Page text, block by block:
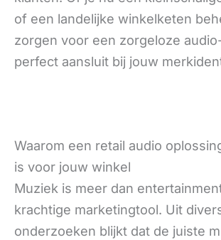
of een landelijke winkelketen
zorgen voor een zorgeloze
perfect aansluit bij jouw
Waarom een retail audio
is voor jouw winkel
Muziek is meer dan
krachtige marketingtool. Uit
onderzoeken blijkt dat de juiste